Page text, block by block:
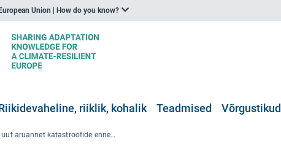
Union | How do you know?
riiklik, kohalik Teadmised Võrgustikud
Kolm uut aruannet katastroofide ennetamise ja nendeks valmisoleku ökonoomika kohta